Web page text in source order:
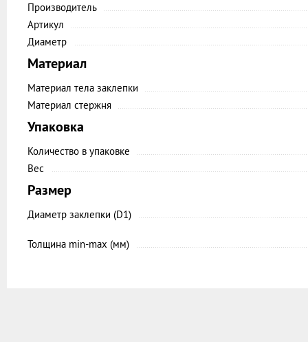
Производитель
Артикул
Диаметр
Материал
Материал тела заклепки
Материал стержня
Упаковка
Количество в упаковке
Вес
Размер
Диаметр заклепки (D1)
Толщина min-max (мм)